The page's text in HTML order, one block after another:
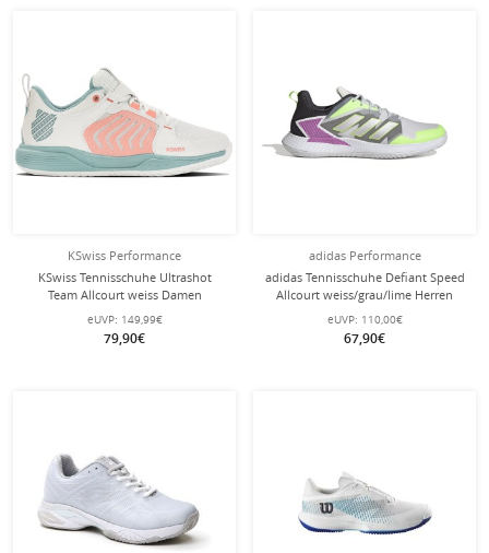
KSwiss Performance
KSwiss Tennisschuhe Ultrashot
Team Allcourt weiss Damen
eUVP: 149,99€
79,90€
adidas Performance
adidas Tennisschuhe Defiant Speed
Allcourt weiss/grau/lime Herren
eUVP: 110,00€
67,90€